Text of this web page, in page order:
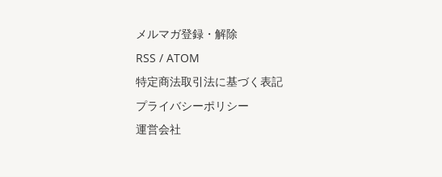
メルマガ登録・解除
RSS / ATOM
特定商法取引法に基づく表記
プライバシーポリシー
運営会社